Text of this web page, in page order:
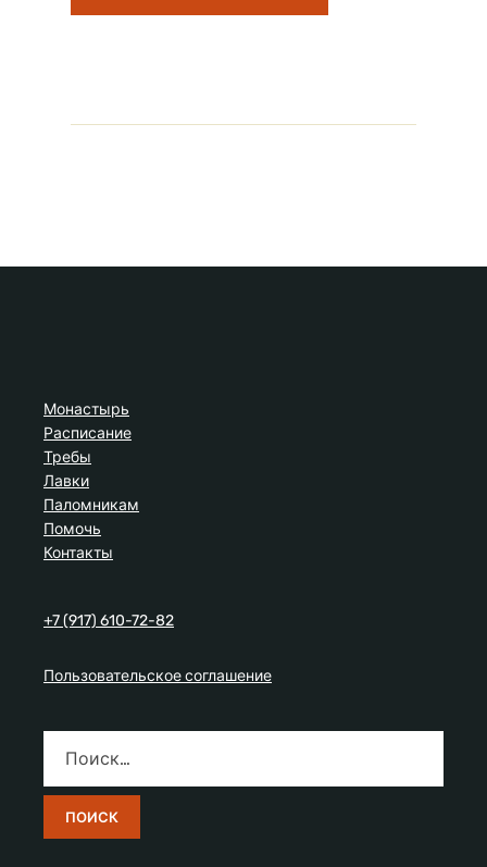
Монастырь
Расписание
Требы
Лавки
Паломникам
Помочь
Контакты
+7 (917) 610-72-82
Пользовательское соглашение